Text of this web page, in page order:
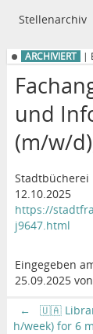
Stellenarchiv
ARCHIVIERT |
und
(m/w/
12.10.2025
https://
j9647.html
Eingegeben
25.09.2025
←
🇺🇦
h/week) for 6